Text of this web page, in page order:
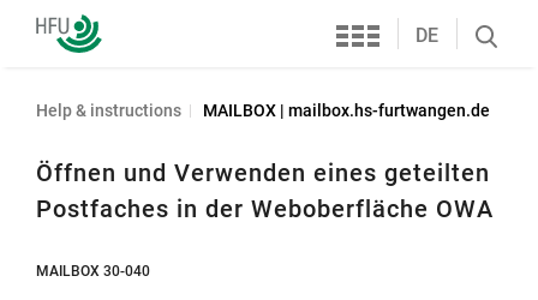
Furtwangen
University
Services
DE
Search
Help & instructions MAILBOX | mailbox.hs-furtwangen.de
Öffnen und Verwenden eines geteilten
Postfaches in der Weboberfläche OWA
MAILBOX 30-040